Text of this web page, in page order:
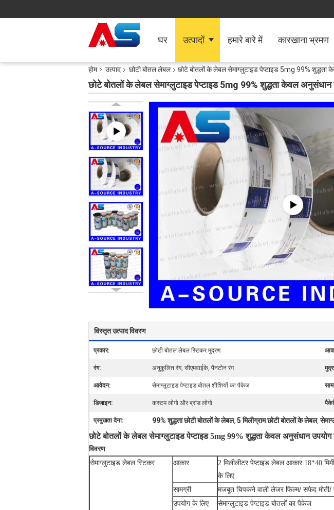
घर उत्पादों हमारे बारे में कारखाना भ्रमण
होम उत्पाद छोटी बोतल लेबल छोटे बोतलों के लेबल सेमाग्लुटाइड पेप्टाइड 5mg 99%
छोटे बोतलों के लेबल सेमाग्लुटाइड पेप्टाइड 5mg 99% शुद्धता केवल
विस्तृत उत्पाद विवरण
प्रकार: छोटी बोतल लेबल स्टिकर मुद्रण
रंग: अनुकूलित रंग, सीएमवाईके, पैनटोन रंग
आवेदन: सेमाग्लूटाइड पेप्टाइड बोतल शीशियों का पैकेज
डिजाइन: कस्टम लोगो और ब्रांड लोगो
प्रमुखता देना: 99% शुद्धता छोटी बोतलों के लेबल, 5 मिलीग्राम छोटी बोतलों के लेबल,
छोटे बोतलों के लेबल सेमाग्लुटाइड पेप्टाइड 5mg 99% शुद्धता केवल अनुसंधान
विवरण
सेमाग्लुटाइड लेबल स्टिकर
आकार
2 मिलीलीटर पेप्टाइड लेबल आकार 18*40
के लिए
सामग्री
मजबूत चिपकने वाली लेजर फिल्म/ सफेद मोती/
उपयोग के लिए
सेमाग्लुटाइड पेप्टाइड बोतलों का पैकेज